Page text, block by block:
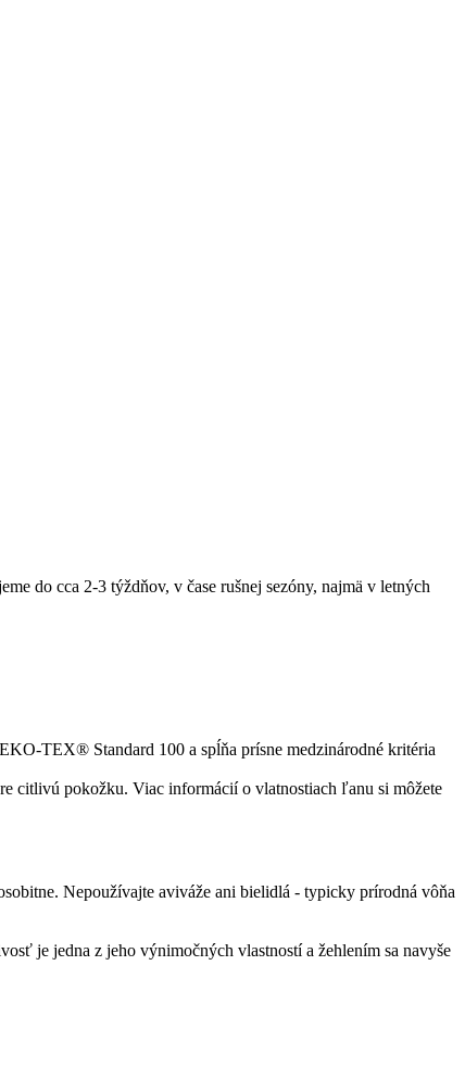
do cca 2-3 týždňov, v čase rušnej sezóny, najmä v letných
TEX® Standard 100 a spĺňa prísne medzinárodné kritéria
citlivú pokožku. Viac informácií o vlatnostiach ľanu si môžete
Nepoužívajte aviváže ani bielidlá - typicky prírodná vôňa
je jedna z jeho výnimočných vlastností a žehlením sa navyše